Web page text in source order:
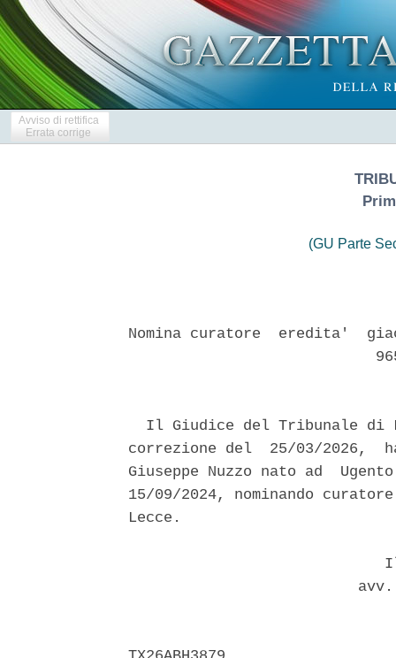
Avviso di rettifica
Errata corrige
(GU Parte
Nomina curatore  eredita'
Il Giudice del Tribunale di
correzione del  25/03/
Giuseppe Nuzzo nato ad
15/09/2024, nominando
Lecce.